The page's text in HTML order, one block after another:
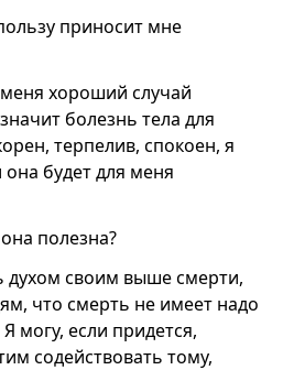
приносит мне
хороший случай
болезнь тела для
терпелив, спокоен, я
будет для меня
полезна?
духом своим выше смерти,
что смерть не имеет надо
могу, если придется,
содействовать тому,